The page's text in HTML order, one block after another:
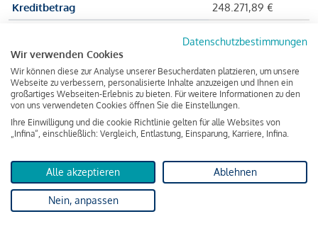
Kreditbetrag
248.271,89 €
Zu zahlender Gesamtbetrag
Kreditvermittler
INFINA Credit
Broker GmbH
von 237.000 Euro ausgezahlt, um die Wohnung zu kaufen.
Darüber hinaus fallen aber noch einige Gebühren an (z. B. die
Grundbucheintragungsgebühr), sodass die Bank den
Datenschutzbestimmungen
Wir verwenden Cookies
Wir können diese zur Analyse unserer Besucherdaten platzieren, um unsere
Webseite zu verbessern, personalisierte Inhalte anzuzeigen und Ihnen ein
großartiges Webseiten-Erlebnis zu bieten. Für weitere Informationen zu den
von uns verwendeten Cookies öffnen Sie die Einstellungen.
Ihre Einwilligung und die cookie Richtlinie gelten für alle Websites von
„Infina“, einschließlich: Vergleich, Entlastung, Einsparung, Karriere, Infina.
Alle akzeptieren Ablehnen
Nein, anpassen